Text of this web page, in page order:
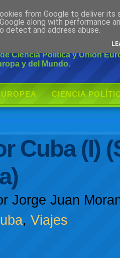
Ciencia Política y Unión
y del Mundo.
CIENCIA
Cuba (I)
Jorge Juan
, Viajes
from Google to deliver its
along with performance
detect and address abuse.